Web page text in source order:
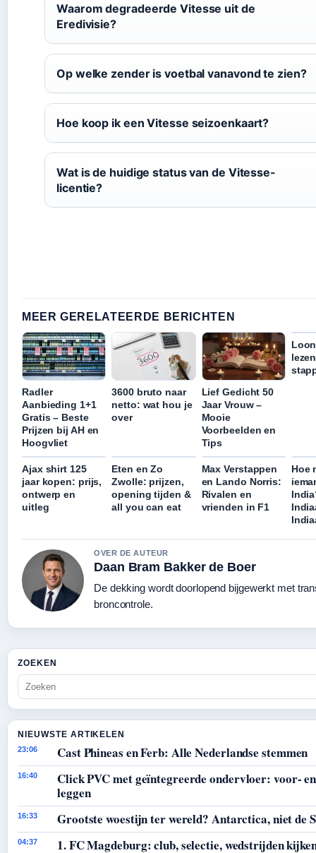
Waarom degradeerde Vitesse uit de
Eredivisie?
Op welke zender is voetbal vanavond te zien?
Hoe koop ik een Vitesse seizoenkaart?
Wat is de huidige status van de Vitesse-
licentie?
MEER GERELATEERDE BERICHTEN
Radler
Aanbieding 1+1
Gratis – Beste
Prijzen bij AH en
Hoogvliet
3600 bruto naar
netto: wat hou je
over
Lief Gedicht 50
Jaar Vrouw –
Mooie
Voorbeelden en
Tips
Ajax shirt 125
jaar kopen: prijs,
ontwerp en
uitleg
Eten en Zo
Zwolle: prijzen,
opening tijden &
all you can eat
Max Verstappen
en Lando Norris:
Rivalen en
vrienden in F1
Hoe
OVER DE AUTEUR
Daan Bram Bakker de Boer
De dekking wordt doorlopend bijgewerkt met
broncontrole.
ZOEKEN
NIEUWSTE ARTIKELEN
23:06 Cast Phineas en Ferb: Alle Nederlandse stemmen
16:40
Click PVC met geïntegreerde ondervloer: voor-
leggen
16:33 Grootste woestijn ter wereld? Antarctica, niet de
04:37
1. FC Magdeburg: club, selectie, wedstrijden